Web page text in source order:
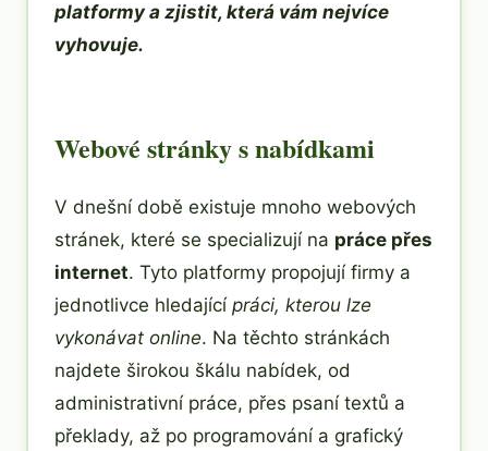
platformy a zjistit, která vám nejvíce
vyhovuje.
Webové stránky s nabídkami
V dnešní době existuje mnoho webových
stránek, které se specializují na práce přes
internet. Tyto platformy propojují firmy a
jednotlivce hledající práci, kterou lze
vykonávat online. Na těchto stránkách
najdete širokou škálu nabídek, od
administrativní práce, přes psaní textů a
překlady, až po programování a grafický